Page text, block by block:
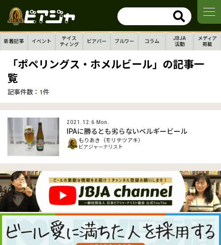
新着記事 イベント
テイス
ティング
ビアバー ブルワー コラム
JBJA
活動
メディア
掲載
「ポペリングス・ホメルビール」の記事一
覧
記事件数： 1件
2021.12.6 Mon.
IPAに勝るとも劣らないベルギービール
もりあき（モリテツアキ）
ビアジャーナリスト